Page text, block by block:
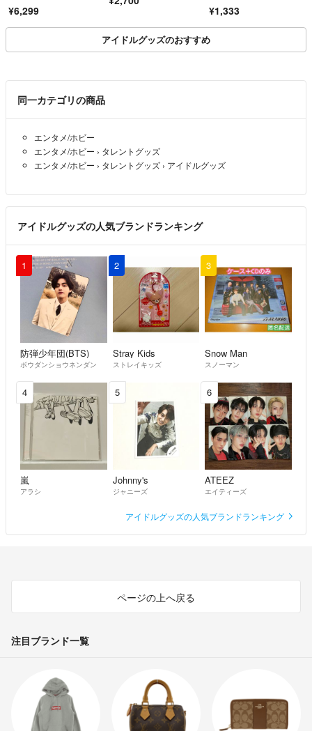
¥6,299 ¥1,333
アイドルグッズのおすすめ
同一カテゴリの商品
エンタメ/ホビー
エンタメ/ホビー › タレントグッズ
エンタメ/ホビー › タレントグッズ › アイドルグッズ
アイドルグッズの人気ブランドランキング
1
防弾少年団(BTS)
ボウダンショウネンダン
2
Stray Kids
ストレイキッズ
3
Snow Man
スノーマン
4
嵐
アラシ
5
Johnny's
ジャニーズ
6
ATEEZ
エイティーズ
アイドルグッズの人気ブランドランキング
ページの上へ戻る
注目ブランド一覧